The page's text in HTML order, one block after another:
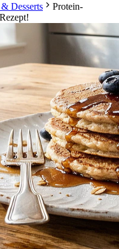
Desserts
Protein-